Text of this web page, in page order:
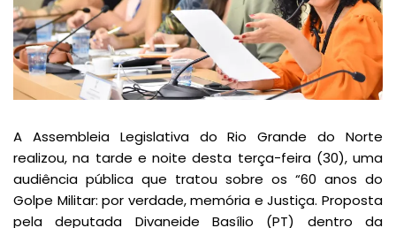
A Assembleia Legislativa do Rio Grande do Norte
realizou, na tarde e noite desta terça-feira (30), uma
audiência pública que tratou sobre os “60 anos do
Golpe Militar: por verdade, memória e Justiça. Proposta
pela deputada Divaneide Basílio (PT) dentro da